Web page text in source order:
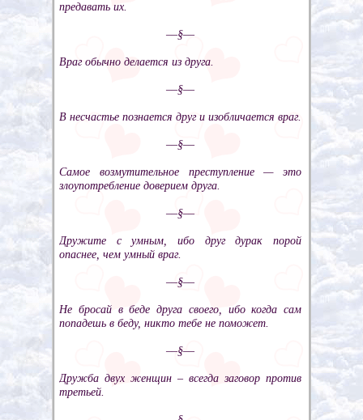
предавать их.
––§––
Враг обычно делается из друга.
––§––
В несчастье познается друг и изобличается враг.
––§––
Самое возмутительное преступление — это
злоупотребление доверием друга.
––§––
Дружите с умным, ибо друг дурак порой
опаснее, чем умный враг.
––§––
Не бросай в беде друга своего, ибо когда сам
попадешь в беду, никто тебе не поможет.
––§––
Дружба двух женщин – всегда заговор против
третьей.